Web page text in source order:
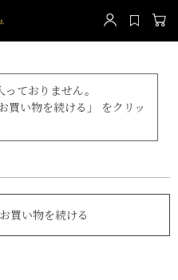
ておりません。
買い物を続ける」 をクリッ
買い物を続ける